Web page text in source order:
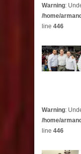
Warning:
/home/
line 446
Warning:
/home/
line 446